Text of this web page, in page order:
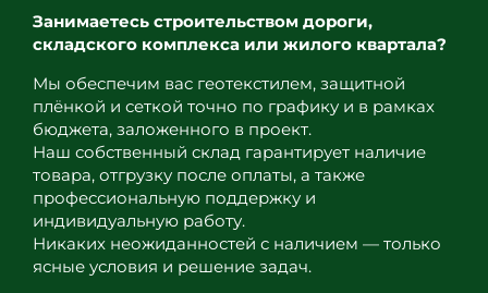
Занимаетесь строительством дороги,
складского комплекса или жилого квартала?
Мы обеспечим вас геотекстилем, защитной
плёнкой и сеткой точно по графику и в рамках
бюджета, заложенного в проект.
Наш собственный склад гарантирует наличие
товара, отгрузку после оплаты, а также
профессиональную поддержку и
индивидуальную работу.
Никаких неожиданностей с наличием — только
ясные условия и решение задач.